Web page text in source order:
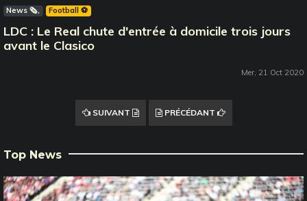
News 🗞️ Football ⚽️
LDC : Le Real chute d'entrée à domicile trois jours
avant le Clasico
Mer, 21 Oct 2020
SUIVANT PRÉCÉDANT
Top News